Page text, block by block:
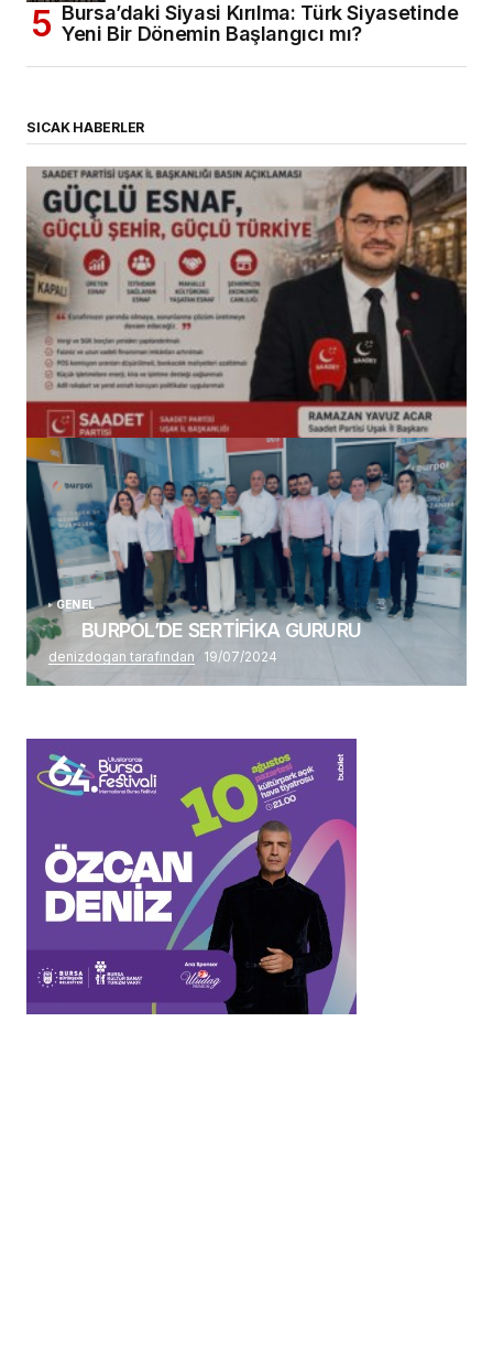
Bursa’daki Siyasi Kırılma: Türk Siyasetinde
Yeni Bir Dönemin Başlangıcı mı?
SICAK HABERLER
(başlıksız)
Alaattin Karahan tarafından 14/07/2026
GENEL
BURPOL’DE SERTİFİKA GURURU
denizdogan tarafından 19/07/2024